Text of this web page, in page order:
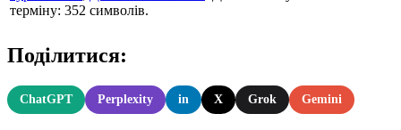
терміну: 352 символів.
Поділитися:
ChatGPT Perplexity in X Grok Gemini